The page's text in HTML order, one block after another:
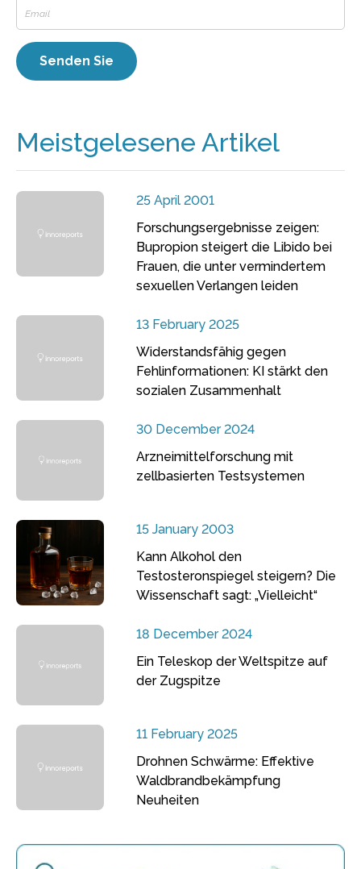
Meistgelesene Artikel
25 April 2001
Forschungsergebnisse zeigen:
Bupropion steigert die Libido bei
Frauen, die unter vermindertem
sexuellen Verlangen leiden
13 February 2025
Widerstandsfähig gegen
Fehlinformationen: KI stärkt den
sozialen Zusammenhalt
30 December 2024
Arzneimittelforschung mit
zellbasierten Testsystemen
15 January 2003
Kann Alkohol den
Testosteronspiegel steigern? Die
Wissenschaft sagt: „Vielleicht“
18 December 2024
Ein Teleskop der Weltspitze auf
der Zugspitze
11 February 2025
Drohnen Schwärme: Effektive
Waldbrandbekämpfung
Neuheiten